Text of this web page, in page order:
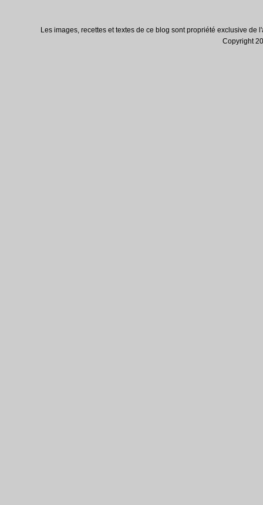
Les images, recettes et textes de ce blog sont propriété exclusive
Copyright